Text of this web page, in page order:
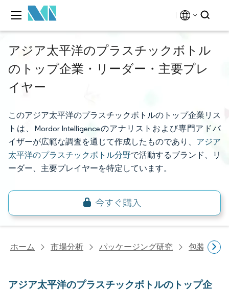
アジア太平洋のプラスチックボトル
のトップ企業・リーダー・主要プレ
イヤー
このアジア太平洋のプラスチックボトルのトップ企業リス
トは、Mordor Intelligenceのアナリストおよび専門アドバ
イザーが広範な調査を通じて作成したものであり、 アジア
太平洋のプラスチックボトル分野で活動するブランド、リ
ーダー、主要プレイヤーを特定しています。
ホーム 市場分析 パッケージング研究 包装製品
アジア太平洋のプラスチックボトルのトップ企